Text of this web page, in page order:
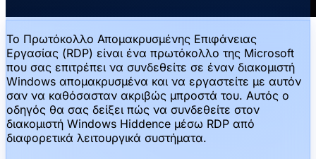
Το Πρωτόκολλο Απομακρυσμένης Επιφάνειας
Εργασίας (RDP) είναι ένα πρωτόκολλο της Microsoft
που σας επιτρέπει να συνδεθείτε σε έναν διακομιστή
Windows απομακρυσμένα και να εργαστείτε με αυτόν
σαν να καθόσασταν ακριβώς μπροστά του. Αυτός ο
οδηγός θα σας δείξει πώς να συνδεθείτε στον
διακομιστή Windows Hiddence μέσω RDP από
διαφορετικά λειτουργικά συστήματα.